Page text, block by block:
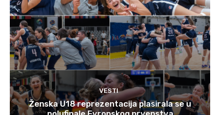
VESTI
Ženska U18 reprezentacija plasirala se u